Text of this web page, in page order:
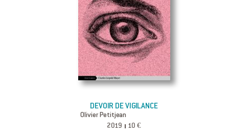
DEVOIR DE VIGILANCE
Olivier Petitjean
2019 10 €